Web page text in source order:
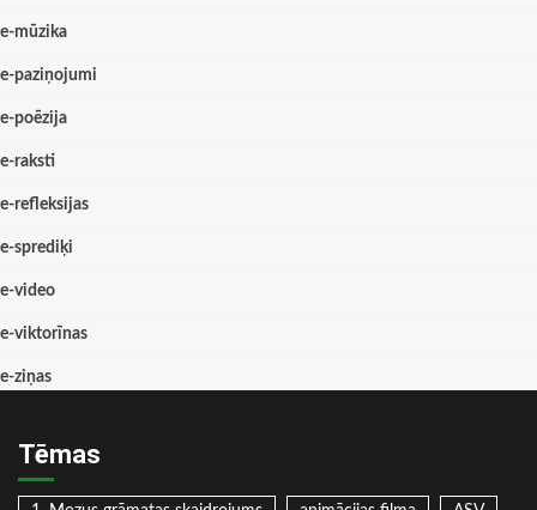
e-mūzika
e-paziņojumi
e-poēzija
e-raksti
e-refleksijas
e-sprediķi
e-video
e-viktorīnas
e-ziņas
Tēmas